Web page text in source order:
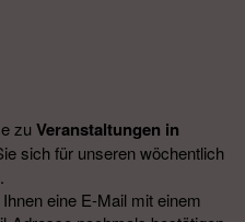
zu Veranstal­tungen in
sich für unseren wöchentlich
eine E-Mail mit einem